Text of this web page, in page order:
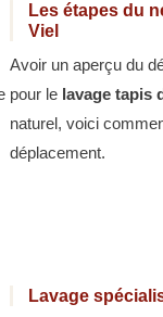
Les étapes du
Viel
Avoir un aperçu du
pour le lavage tapis
naturel, voici
déplacement.
Lavage